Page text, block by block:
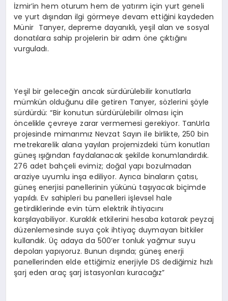
İzmir’in hem oturum hem de yatırım için yurt geneli
ve yurt dışından ilgi görmeye devam ettiğini kaydeden
Münir Tanyer, depreme dayanıklı, yeşil alan ve sosyal
donatılara sahip projelerin bir adım öne çıktığını
vurguladı.
Yeşil bir geleceğin ancak sürdürülebilir konutlarla
mümkün olduğunu dile getiren Tanyer, sözlerini şöyle
sürdürdü: “Bir konutun sürdürülebilir olması için
öncelikle çevreye zarar vermemesi gerekiyor. TanUrla
projesinde mimarımız Nevzat Sayın ile birlikte, 250 bin
metrekarelik alana yayılan projemizdeki tüm konutları
güneş ışığından faydalanacak şekilde konumlandırdık.
276 adet bahçeli evimiz; doğal yapı bozulmadan
araziye uyumlu inşa ediliyor. Ayrıca binaların çatısı,
güneş enerjisi panellerinin yükünü taşıyacak biçimde
yapıldı. Ev sahipleri bu panelleri işlevsel hale
getirdiklerinde evin tüm elektrik ihtiyacını
karşılayabiliyor. Kuraklık etkilerini hesaba katarak peyzaj
düzenlemesinde suya çok ihtiyaç duymayan bitkiler
kullandık. Üç adaya da 500’er tonluk yağmur suyu
depoları yapıyoruz. Bunun dışında; güneş enerji
panellerinden elde ettiğimiz enerjiyle DS dediğimiz hızlı
şarj eden araç şarj istasyonları kuracağız”